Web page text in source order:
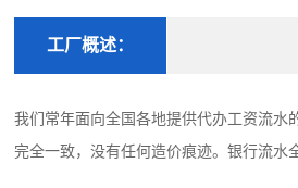
工厂概述：
我们常年面向全国各地提供代办工资流水
完全一致，没有任何造价痕迹。银行流水